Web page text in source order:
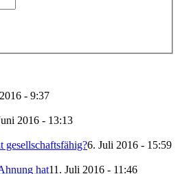
- 9:37
2016 - 13:13
gesellschaftsfähig?6. Juli 2016 - 15:59
hat11. Juli 2016 - 11:46